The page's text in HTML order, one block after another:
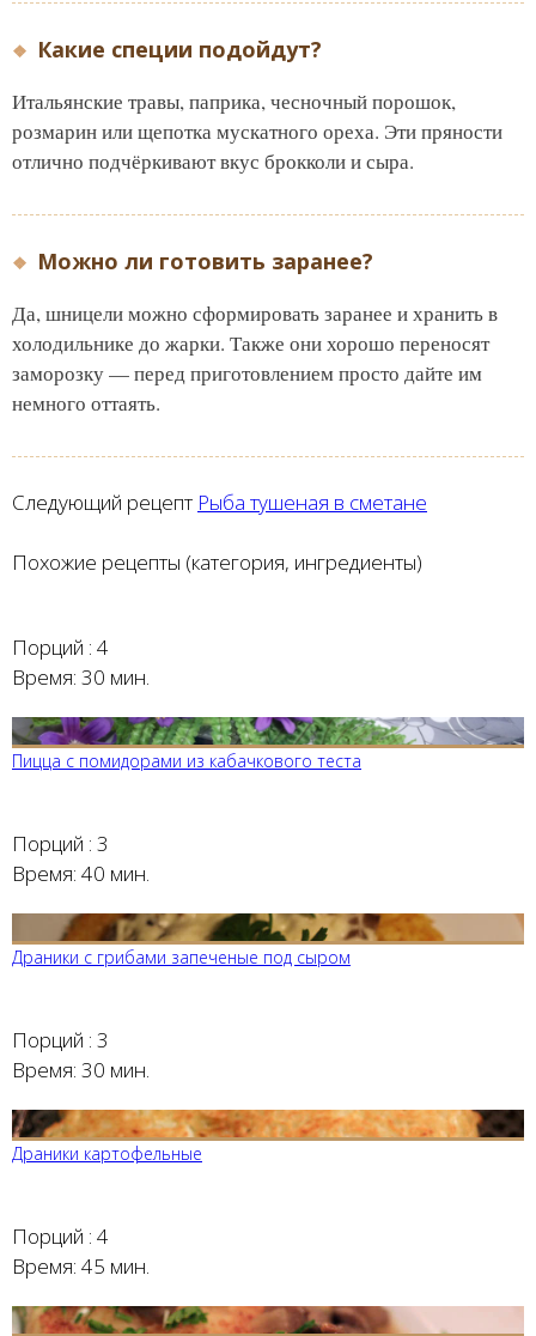
Какие специи подойдут?
Итальянские травы, паприка, чесночный порошок,
розмарин или щепотка мускатного ореха. Эти пряности
отлично подчёркивают вкус брокколи и сыра.
Можно ли готовить заранее?
Да, шницели можно сформировать заранее и хранить в
холодильнике до жарки. Также они хорошо переносят
заморозку — перед приготовлением просто дайте им
немного оттаять.
Следующий рецепт Рыба тушеная в сметане
Похожие рецепты (категория, ингредиенты)
Порций : 4
Время: 30 мин.
Пицца с помидорами из кабачкового теста
Порций : 3
Время: 40 мин.
Драники с грибами запеченые под сыром
Порций : 3
Время: 30 мин.
Драники картофельные
Порций : 4
Время: 45 мин.